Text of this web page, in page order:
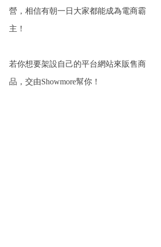
營，相信有朝一日大家都能成為電商霸
主！
若你想要架設自己的平台網站來販售商
品，交由Showmore幫你！